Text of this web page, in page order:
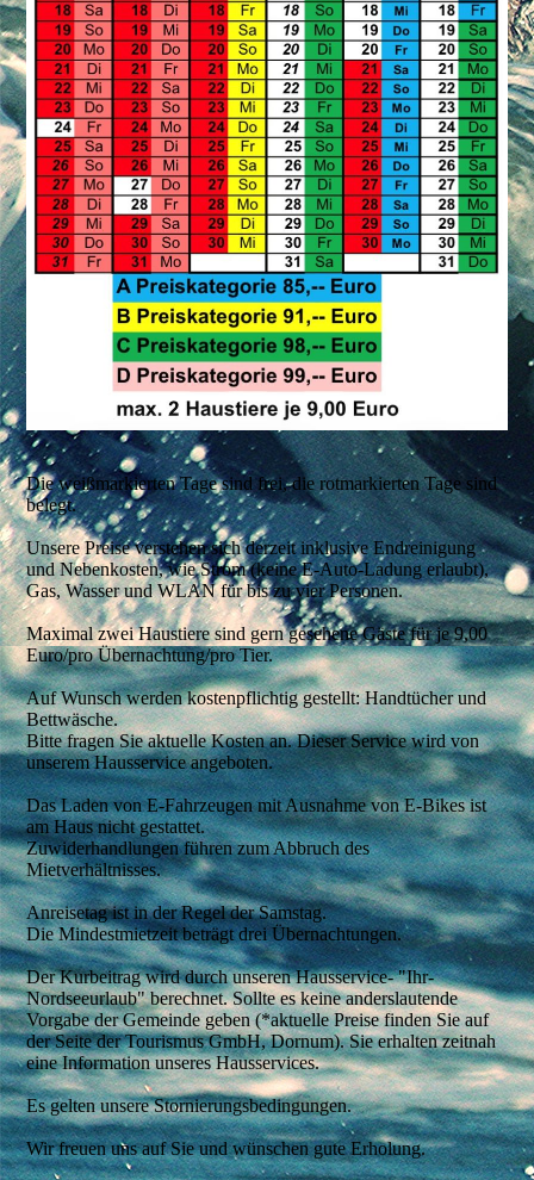
Die weißmarkierten Tage sind frei, die rotmarkierten Tage sind
belegt.
Unsere Preiseverstehen sich derzeit inklusive Endreinigung
und Nebenkosten, wie Strom (keine E-Auto-Ladung erlaubt),
Gas, Wasser und WLAN für bis zu vier Personen.
Maximal zwei Haustiere sind gern gesehene Gäste für je 9,00
Euro/pro Übernachtung/pro Tier.
Auf Wunsch werden kostenpflichtig gestellt:Handtücher und
Bettwäsche.
Bitte fragen Sie aktuelle Kosten an. Dieser Service wird von
unserem Hausservice angeboten.
Das Laden von E-Fahrzeugenmit Ausnahme von E-Bikes ist
am Haus nicht gestattet.
Zuwiderhandlungen führen zum Abbruch des
Mietverhältnisses.
Anreisetag ist in der Regel der Samstag.
Die Mindestmietzeit beträgt drei Übernachtungen.
Der Kurbeitragwird durch unseren Hausservice- "Ihr-
Nordseeurlaub" berechnet. Sollte es keine anderslautende
Vorgabe der Gemeinde geben (*aktuelle Preise finden Sie auf
der Seite der Tourismus GmbH, Dornum). Sie erhalten zeitnah
eine Information unseres Hausservices.
Es gelten unsere Stornierungsbedingungen.
Wir freuen uns auf Sie und wünschen gute Erholung.